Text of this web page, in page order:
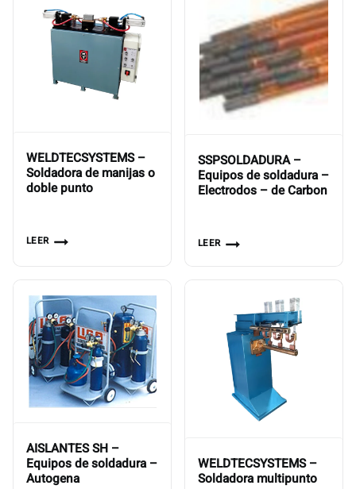
WELDTECSYSTEMS –
Soldadora de manijas o
doble punto
LEER
SSPSOLDADURA –
Equipos de soldadura –
Electrodos – de Carbon
LEER
AISLANTES SH –
Equipos de soldadura –
Autogena
WELDTECSYSTEMS –
Soldadora multipunto